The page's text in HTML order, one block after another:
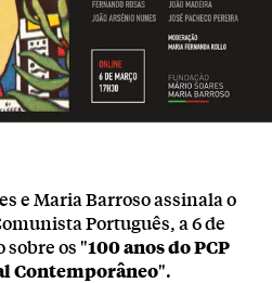
e Maria Barroso assinala o
Português, a 6 de
sobre os "100 anos do PCP
Contemporâneo".